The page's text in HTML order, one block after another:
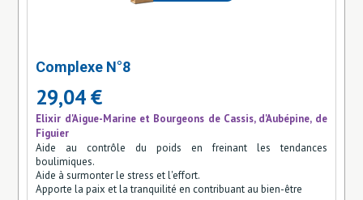
Complexe N°8
29,04 €
Elixir d'Aigue-Marine et Bourgeons de Cassis, d'Aubépine, de
Figuier
Aide au contrôle du poids en freinant les tendances
boulimiques.
Aide à surmonter le stress et l'effort.
Apporte la paix et la tranquilité en contribuant au bien-être